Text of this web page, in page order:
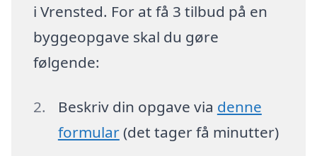
i Vrensted. For at få 3 tilbud på en
byggeopgave skal du gøre
følgende:
Beskriv din opgave via denne
formular(det tager få minutter)